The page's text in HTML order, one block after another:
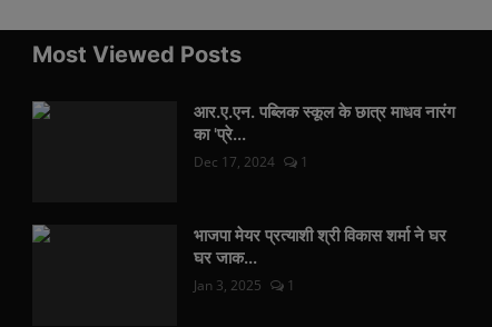
Most Viewed Posts
आर.ए.एन. पब्लिक स्कूल के छात्र माधव नारंग
का 'प्रे...
Dec 17, 2024 1
भाजपा मेयर प्रत्याशी श्री विकास शर्मा ने घर
घर जाक...
Jan 3, 2025 1